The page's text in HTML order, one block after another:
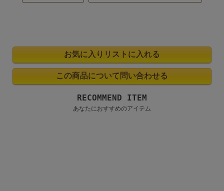
RECOMMEND ITEM
あなたにおすすめのアイテム